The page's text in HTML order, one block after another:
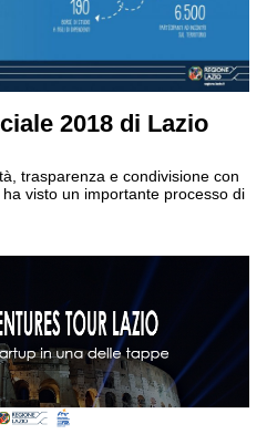
2018 di Lazio
trasparenza e condivisione con
visto un importante processo di